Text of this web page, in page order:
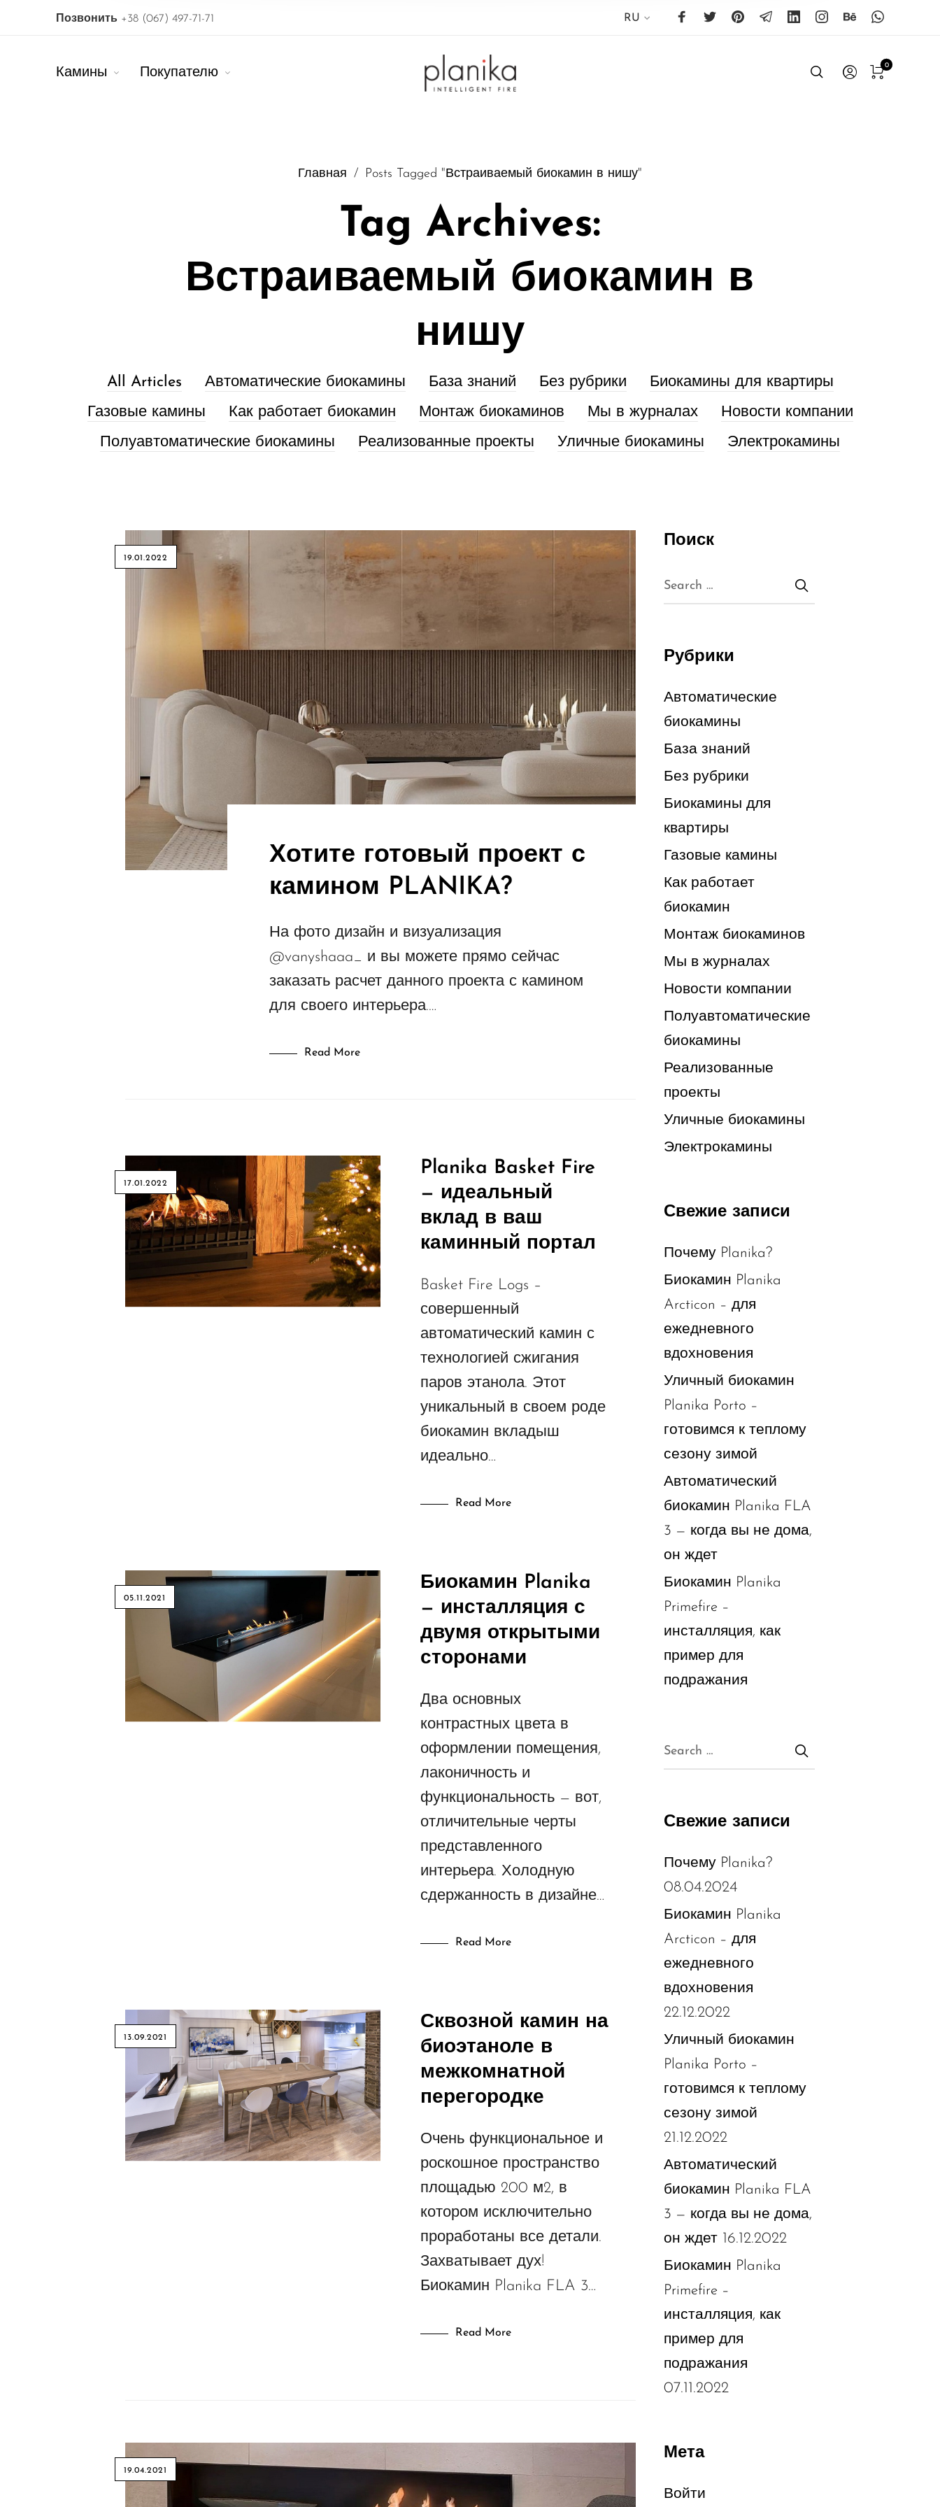
Позвонить +38 (067) 497-71-71 RU
Камины Покупателю
0
Главная / Posts Tagged "Встраиваемый биокамин в нишу"
Tag Archives:
Встраиваемый биокамин в
нишу
All Articles Автоматические биокамины База знаний Без рубрики
Биокамины для квартиры
Газовые камины
Как работает биокамин Монтаж биокаминов Мы в журналах
Новости компании
Полуавтоматические биокамины
Реализованные проекты Уличные биокамины Электрокамины
19.01.2022
Хотите готовый проект с
камином PLANIKA?
На фото дизайн и визуализация
@vanyshaaa_ и вы можете прямо сейчас
заказать расчет данного проекта с камином
для своего интерьера.…
Read More
17.01.2022
Planika Basket Fire
— идеальный
вклад в ваш
каминный портал
Basket Fire Logs –
совершенный
автоматический камин с
технологией сжигания
паров этанола. Этот
уникальный в своем роде
биокамин вкладыш
идеально…
Read More
05.11.2021
Биокамин Planika
— инсталляция с
двумя открытыми
сторонами
Два основных
контрастных цвета в
оформлении помещения,
лаконичность и
функциональность — вот,
отличительные черты
представленного
интерьера. Холодную
сдержанность в дизайне…
Read More
13.09.2021
Сквозной камин на
биоэтаноле в
межкомнатной
перегородке
Очень функциональное и
роскошное пространство
площадью 200 м2, в
котором исключительно
проработаны все детали.
Захватывает дух!
Биокамин Planika FLA 3…
Read More
19.04.2021
Поиск
Рубрики
Автоматические
биокамины
База знаний
Без рубрики
Биокамины для
квартиры
Газовые камины
Как работает
биокамин
Монтаж биокаминов
Мы в журналах
Новости компании
Полуавтоматические
биокамины
Реализованные
проекты
Уличные биокамины
Электрокамины
Свежие записи
Почему Planika?
Биокамин Planika
Arcticon – для
ежедневного
вдохновения
Уличный биокамин
Planika Porto –
готовимся к теплому
сезону зимой
Автоматический
биокамин Planika FLA
3 — когда вы не дома,
он ждет
Биокамин Planika
Primefire –
инсталляция, как
пример для
подражания
Свежие записи
Почему Planika?
08.04.2024
Биокамин Planika
Arcticon – для
ежедневного
вдохновения
22.12.2022
Уличный биокамин
Planika Porto –
готовимся к теплому
сезону зимой
21.12.2022
Автоматический
биокамин Planika FLA
3 — когда вы не дома,
он ждет 16.12.2022
Биокамин Planika
Primefire –
инсталляция, как
пример для
подражания
07.11.2022
Мета
Войти